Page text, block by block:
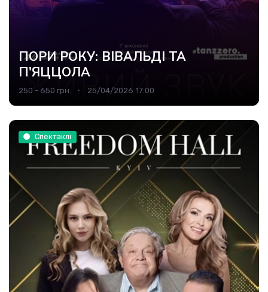
ПОРИ РОКУ: ВІВАЛЬДІ ТА
П'ЯЦЦОЛА
250 - 650 грн. 25/04/2026 17:00
Спектаклі